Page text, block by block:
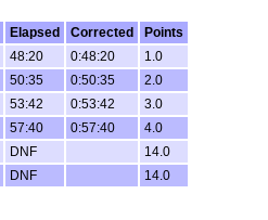
Elapsed Corrected
Points
48:20 0:48:20
1.0
50:35 0:50:35
2.0
53:42 0:53:42
3.0
57:40 0:57:40
4.0
DNF
14.0
DNF 14.0